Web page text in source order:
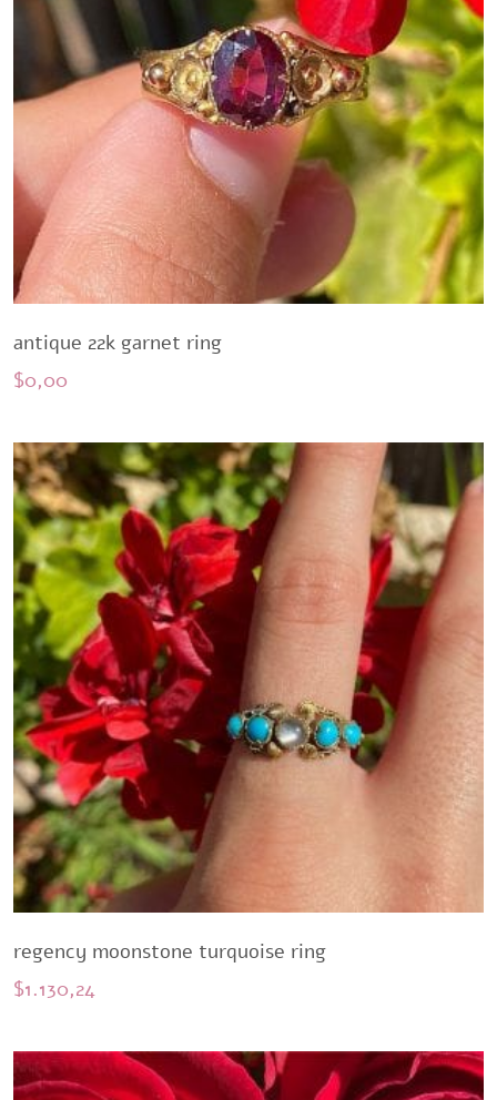
antique 22k garnet ring
$0,00
regency moonstone turquoise ring
$1.130,24